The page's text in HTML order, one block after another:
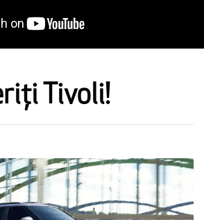
Tivoli!